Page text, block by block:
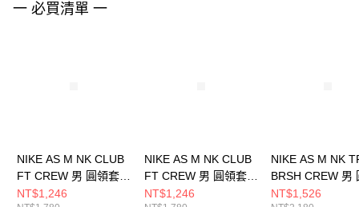
一 必買清單 一
NIKE AS M NK CLUB
FT CREW 男 圓領套頭
衫 FN3889063
NT$1,246
NIKE AS M NK CLUB
FT CREW 男 圓領套頭
衫 FN3889010
NT$1,246
NIKE AS M NK
BRSH CREW 男
套頭衫
NT$1,526